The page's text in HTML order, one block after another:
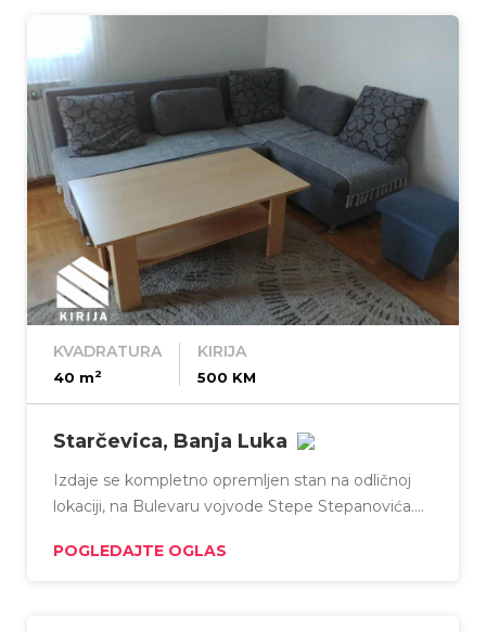
KVADRATURA
40 m2
KIRIJA
500 KM
Starčevica, Banja Luka
Izdaje se kompletno opremljen stan na odličnoj
lokaciji, na Bulevaru vojvode Stepe Stepanovića.
ima lift. Za sve stanare obezbijeđen je zajednički
POGLEDAJTE OGLAS